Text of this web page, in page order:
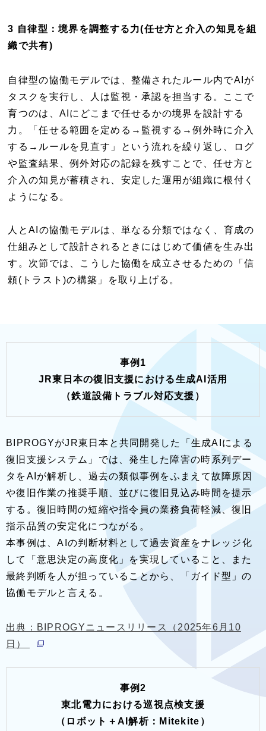
3 自律型：境界を調整する力(任せ方と介入の知見を組
織で共有)
自律型の協働モデルでは、整備されたルール内でAIが
タスクを実行し、人は監視・承認を担当する。ここで
育つのは、AIにどこまで任せるかの境界を設計する
力。「任せる範囲を定める→監視する→例外時に介入
する→ルールを見直す」という流れを繰り返し、ログ
や監査結果、例外対応の記録を残すことで、任せ方と
介入の知見が蓄積され、安定した運用が組織に根付く
ようになる。
人とAIの協働モデルは、単なる分類ではなく、育成の
仕組みとして設計されるときにはじめて価値を生み出
す。次節では、こうした協働を成立させるための「信
頼(トラスト)の構築」を取り上げる。
事例1
JR東日本の復旧支援における生成AI活用
（鉄道設備トラブル対応支援）
BIPROGYがJR東日本と共同開発した「生成AIによる
復旧支援システム」では、発生した障害の時系列デー
タをAIが解析し、過去の類似事例をふまえて故障原因
や復旧作業の推奨手順、並びに復旧見込み時間を提示
する。復旧時間の短縮や指令員の業務負荷軽減、復旧
指示品質の安定化につながる。
本事例は、AIの判断材料として過去資産をナレッジ化
して「意思決定の高度化」を実現していること、また
最終判断を人が担っていることから、「ガイド型」の
協働モデルと言える。
出典：BIPROGYニュースリリース（2025年6月10
日）
別ウィンドウで開く
事例2
東北電力における巡視点検支援
（ロボット＋AI解析：Mitekite）